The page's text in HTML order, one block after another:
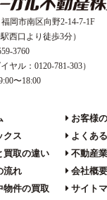
福岡市南区向野2-14-7-1F
西口より徒歩3分）
3760
ヤル：0120-781-303）
〜18:00
クス
買取の違い
流れ
物件の買取
お客様
よくあ
不動産
会社概要
サイト